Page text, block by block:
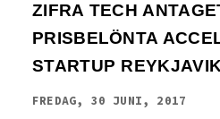
ZIFRA TECH
PRISBELÖNTA
STARTUP REYKJAVIK
FREDAG, 30 JUNI, 2017